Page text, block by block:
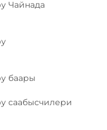
Чайнада
баары
саабысчилери